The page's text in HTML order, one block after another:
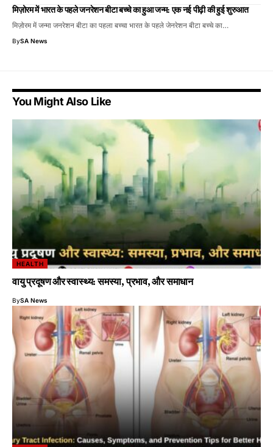
मिज़ोरम में भारत के पहले जनरेशन बीटा बच्चे का हुआ जन्म: एक नई पीढ़ी की हुई शुरुआत
मिज़ोरम में जन्मा जनरेशन बीटा का पहला बच्चा भारत के पहले जेनरेशन बीटा बच्चे का…
BySA News
You Might Also Like
HEALTH
वायु प्रदूषण और स्वास्थ्य: समस्या, प्रभाव, और समाधान
BySA News